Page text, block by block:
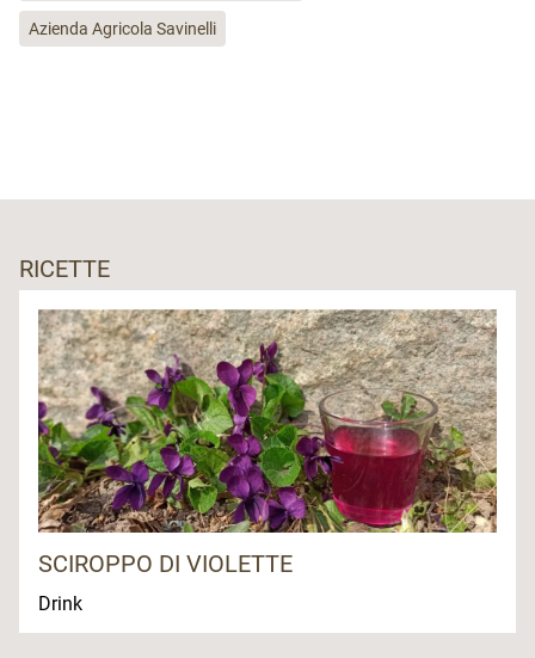
Azienda Agricola Savinelli
RICETTE
SCIROPPO DI VIOLETTE
Drink